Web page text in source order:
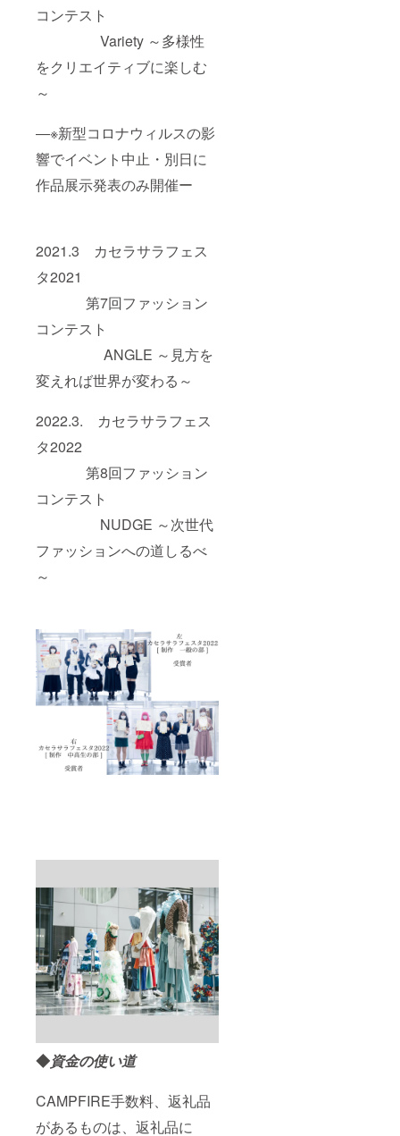
コンテスト
Variety ～多様性
をクリエイティブに楽しむ
～
―※新型コロナウィルスの影
響でイベント中止・別日に
作品展示発表のみ開催ー
2021.3 カセラサラフェス
タ2021
第7回ファッション
コンテスト
ANGLE ～見方を
変えれば世界が変わる～
2022.3. カセラサラフェス
タ2022
第8回ファッション
コンテスト
NUDGE ～次世代
ファッションへの道しるべ
～
◆資金の使い道
CAMPFIRE手数料、返礼品
があるものは、返礼品に